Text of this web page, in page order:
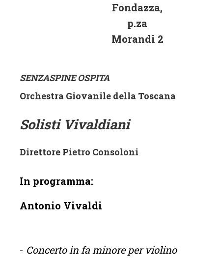
Fondazza,
p.za
Morandi 2
SENZASPINE OSPITA
Orchestra Giovanile della Toscana
Solisti Vivaldiani
Direttore Pietro Consoloni
In programma:
Antonio Vivaldi
- Concerto in fa minore per violino